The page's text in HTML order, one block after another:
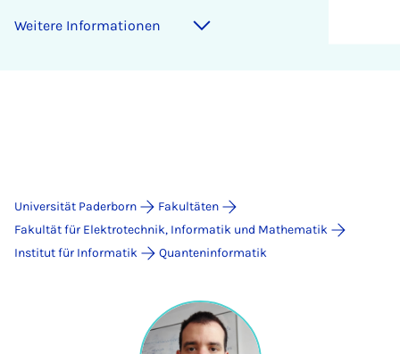
Weitere Informationen
Universität Paderborn
Fakultäten
Fakultät für Elektrotechnik, Informatik und Mathematik
Institut für Informatik
Quanteninformatik